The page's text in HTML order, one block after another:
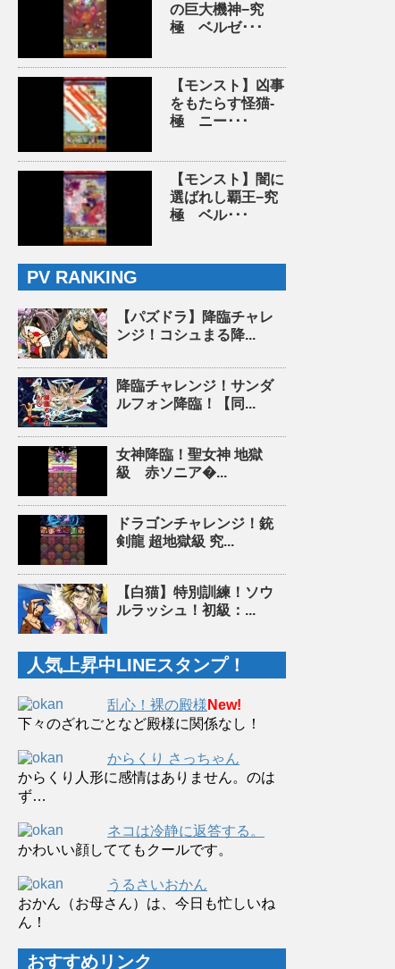
の巨大機神−究
極 ベルゼ･･･
【モンスト】凶事
をもたらす怪猫-
極 ニー･･･
【モンスト】闇に
選ばれし覇王−究
極 ベル･･･
PV RANKING
【パズドラ】降臨チャレ
ンジ！コシュまる降...
降臨チャレンジ！サンダ
ルフォン降臨！【同...
女神降臨！聖女神 地獄
級 赤ソニア�...
ドラゴンチャレンジ！銃
剣龍 超地獄級 究...
【白猫】特別訓練！ソウ
ルラッシュ！初級：...
人気上昇中LINEスタンプ！
乱心！裸の殿様 New!
下々のざれごとなど殿様に関係なし！
からくり さっちゃん
からくり人形に感情はありません。のは
ず…
ネコは冷静に返答する。
かわいい顔しててもクールです。
うるさいおかん
おかん（お母さん）は、今日も忙しいね
ん！
おすすめリンク